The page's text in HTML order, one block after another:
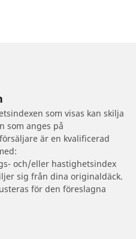
som visas kan skilja
som anges på
är en kvalificerad
och/eller hastighetsindex
sig från dina originaldäck.
för den föreslagna